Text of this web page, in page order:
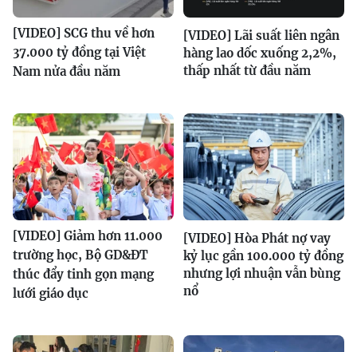
[VIDEO] SCG thu về hơn
37.000 tỷ đồng tại Việt
Nam nửa đầu năm
[VIDEO] Lãi suất liên ngân
hàng lao dốc xuống 2,2%,
thấp nhất từ đầu năm
[VIDEO] Giảm hơn 11.000
trường học, Bộ GD&ĐT
thúc đẩy tinh gọn mạng
lưới giáo dục
[VIDEO] Hòa Phát nợ vay
kỷ lục gần 100.000 tỷ đồng
nhưng lợi nhuận vẫn bùng
nổ